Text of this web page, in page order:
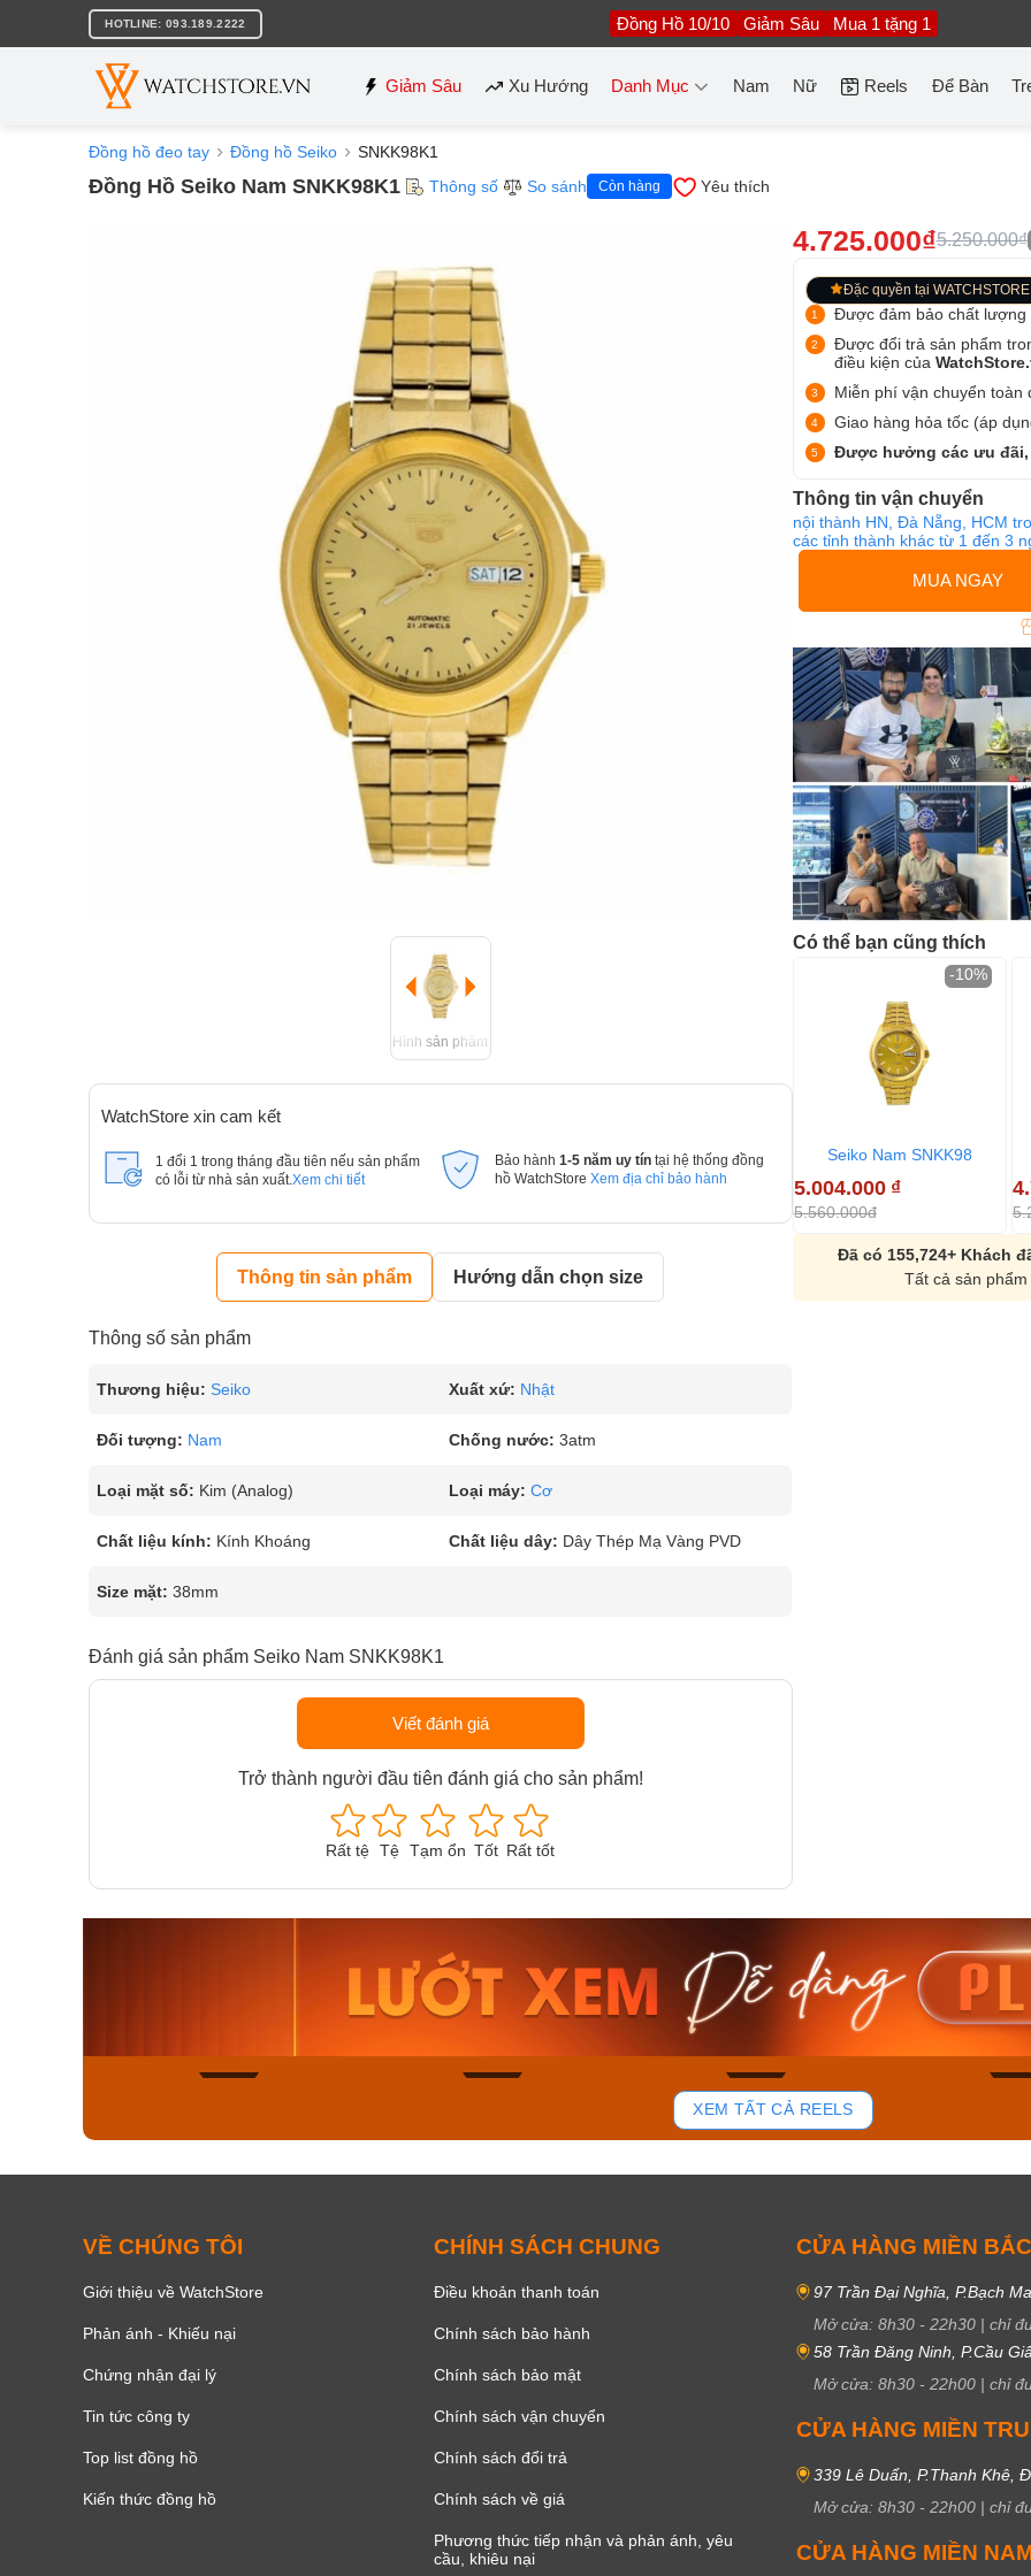
nội
HOTLINE: 093.189.2222 Đồng Hồ 10/10 Giảm Sâu Mua 1 tặng 1
Giảm Sâu Xu Hướng Danh Mục Nam Nữ Reels Để Bàn
Đồng hồ đeo tay Đồng hồ Seiko SNKK98K1
Đồng Hồ Seiko Nam SNKK98K1 Thông số So sánh Còn hàng Yêu thích
Hình sản phẩm
WatchStore xin cam kết
1 đổi 1 trong tháng đầu tiên nếu sản phẩm
có lỗi từ nhà sản xuất. Xem chi tiết
Bảo hành 1-5 năm uy tín tại hệ thống đồng
hồ WatchStore Xem địa chỉ bảo hành
Thông tin sản phẩm Hướng dẫn chọn size
Thông số sản phẩm
Thương hiệu: Seiko Xuất xứ: Nhật
Đối tượng: Nam Chống nước: 3atm
Loại mặt số: Kim (Analog) Loại máy: Cơ
Chất liệu kính: Kính Khoáng Chất liệu dây: Dây Thép Mạ Vàng PVD
Size mặt: 38mm
Đánh giá sản phẩm Seiko Nam SNKK98K1
Viết đánh giá
Trở thành người đầu tiên đánh giá cho sản phẩm!
Rất tệ Tệ Tạm ổn Tốt Rất tốt
4.725.000₫5.250.000₫
Đặc quyền tại WATCHSTORE
Được đảm bảo chất lượng
Được đổi trả sản phẩm
điều kiện của
Miễn phí vận chuyển toàn
Giao hàng hỏa tốc (áp
Được hưởng các ưu đãi,
Thông tin vận chuyển
nội thành HN, Đà Nẵng, HCM
các tỉnh thành khác từ 1 đến 3
MUA NGAY
Có thể bạn cũng thích
Seiko Nam SNKK98
5.004.000 ₫
5.560.000đ
-10%
Đã có 155,724+ Khách
Tất cả sản
Casio Nam MTS-
115D-1AVDF
2.823.000₫
2.399.550₫
Mua ngay
51
Casio Nam MTS-
RS100L-1AVDF
4.276.000₫
3.634.600₫
Casio
230EL-
Mua
XEM TẤT CẢ REELS
VỀ CHÚNG TÔI
Giới thiệu về WatchStore
Phản ánh - Khiếu nại
Chứng nhận đại lý
Tin tức công ty
Top list đồng hồ
Kiến thức đồng hồ
CHÍNH SÁCH CHUNG
Điều khoản thanh toán
Chính sách bảo hành
Chính sách bảo mật
Chính sách vận chuyển
Chính sách đổi trả
Chính sách về giá
Phương thức tiếp nhận và phản ánh, yêu
cầu, khiêu nại
CỬA HÀNG MIỀN BẮC
97 Trần Đại Nghĩa, P.Bạch
Mở cửa: 8h30 - 22h30 | chỉ
58 Trần Đăng Ninh, P.Cầu
Mở cửa: 8h30 - 22h00 | chỉ
CỬA HÀNG MIỀN
339 Lê Duẩn, P.Thanh Khê,
Mở cửa: 8h30 - 22h00 | chỉ
CỬA HÀNG MIỀN